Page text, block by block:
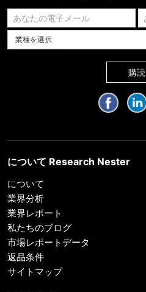
業種を選択してください
購読
について Research Nester
について
業界分析
業界レポート
私たちのブログ
市場レポートデータ
返品条件
サイトマップ